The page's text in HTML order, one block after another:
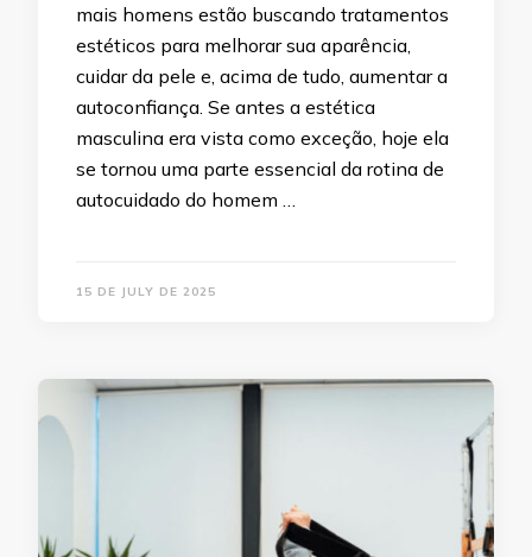
mais homens estão buscando tratamentos
estéticos para melhorar sua aparência,
cuidar da pele e, acima de tudo, aumentar a
autoconfiança. Se antes a estética
masculina era vista como exceção, hoje ela
se tornou uma parte essencial da rotina de
autocuidado do homem …
15 DE JULY DE 2025